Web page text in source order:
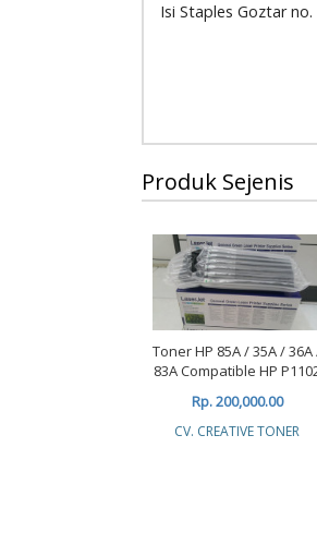
Isi Staples Goztar
Produk Sejenis
Toner HP 85A / 35A / 36A
83A Compatible HP
Rp. 200,000.00
CV. CREATIVE TONER